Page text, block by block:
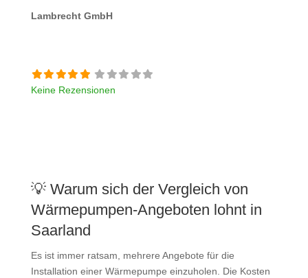
Lambrecht GmbH
Keine Rezensionen
💡 Warum sich der Vergleich von
Wärmepumpen-Angeboten lohnt in
Saarland
Es ist immer ratsam, mehrere Angebote für die
Installation einer Wärmepumpe einzuholen. Die Kosten